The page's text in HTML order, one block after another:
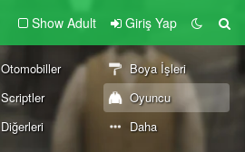
Show Adult Giriş Yap
Otomobiller
Boya İşleri
Scriptler
Oyuncu
Diğerleri Daha